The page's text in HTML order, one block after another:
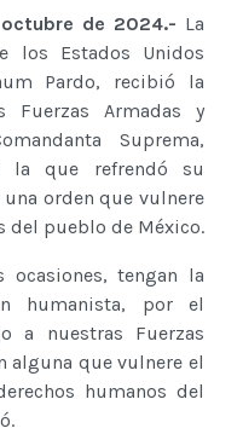
de 2024.- La
los Estados Unidos
Pardo, recibió la
Armadas y
Suprema,
la que refrendó su
orden que vulnere
del pueblo de México.
tengan la
humanista, por el
a nuestras Fuerzas
alguna que vulnere el
humanos del